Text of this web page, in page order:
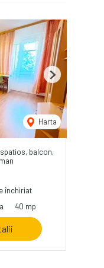
Harta
Next
balcon,
închiriat
40 mp